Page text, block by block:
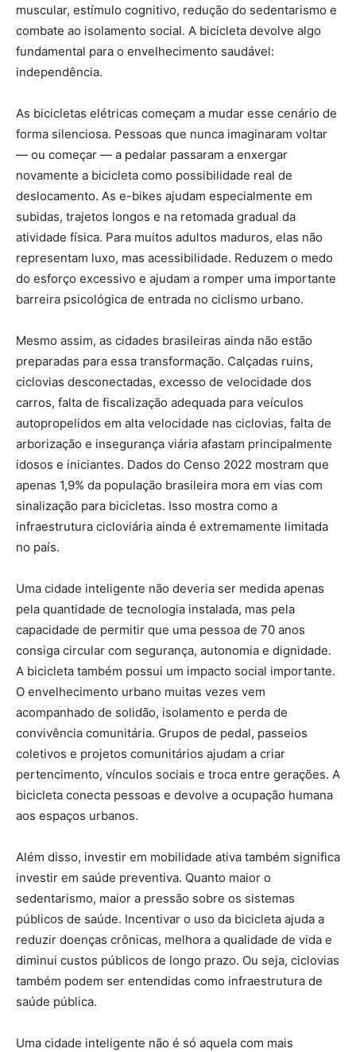
muscular, estímulo cognitivo, redução do sedentarismo e
combate ao isolamento social. A bicicleta devolve algo
fundamental para o envelhecimento saudável:
independência.
As bicicletas elétricas começam a mudar esse cenário de
forma silenciosa. Pessoas que nunca imaginaram voltar
— ou começar — a pedalar passaram a enxergar
novamente a bicicleta como possibilidade real de
deslocamento. As e-bikes ajudam especialmente em
subidas, trajetos longos e na retomada gradual da
atividade física. Para muitos adultos maduros, elas não
representam luxo, mas acessibilidade. Reduzem o medo
do esforço excessivo e ajudam a romper uma importante
barreira psicológica de entrada no ciclismo urbano.
Mesmo assim, as cidades brasileiras ainda não estão
preparadas para essa transformação. Calçadas ruins,
ciclovias desconectadas, excesso de velocidade dos
carros, falta de fiscalização adequada para veículos
autopropelidos em alta velocidade nas ciclovias, falta de
arborização e insegurança viária afastam principalmente
idosos e iniciantes. Dados do Censo 2022 mostram que
apenas 1,9% da população brasileira mora em vias com
sinalização para bicicletas. Isso mostra como a
infraestrutura cicloviária ainda é extremamente limitada
no país.
Uma cidade inteligente não deveria ser medida apenas
pela quantidade de tecnologia instalada, mas pela
capacidade de permitir que uma pessoa de 70 anos
consiga circular com segurança, autonomia e dignidade.
A bicicleta também possui um impacto social importante.
O envelhecimento urbano muitas vezes vem
acompanhado de solidão, isolamento e perda de
convivência comunitária. Grupos de pedal, passeios
coletivos e projetos comunitários ajudam a criar
pertencimento, vínculos sociais e troca entre gerações. A
bicicleta conecta pessoas e devolve a ocupação humana
aos espaços urbanos.
Além disso, investir em mobilidade ativa também significa
investir em saúde preventiva. Quanto maior o
sedentarismo, maior a pressão sobre os sistemas
públicos de saúde. Incentivar o uso da bicicleta ajuda a
reduzir doenças crônicas, melhora a qualidade de vida e
diminui custos públicos de longo prazo. Ou seja, ciclovias
também podem ser entendidas como infraestrutura de
saúde pública.
Uma cidade inteligente não é só aquela com mais